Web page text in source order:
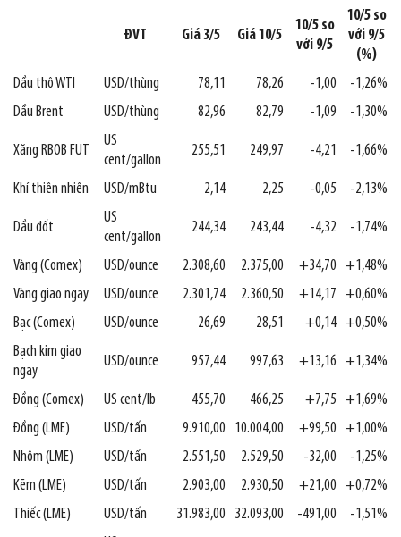
ĐVT Giá 3/5 Giá 10/5
10/5 so
với 9/5
10/5 so
với 9/5
(%)
Dầu thô WTI
USD/thùng 78,11 78,26 -1,00
-1,26%
Dầu Brent
USD/thùng 82,96 82,79 -1,09 -1,30%
Xăng RBOB FUT
US
cent/gallon
255,51 249,97 -4,21 -1,66%
Khí thiên nhiên USD/mBtu 2,14 2,25 -0,05 -2,13%
Dầu đốt
US
cent/gallon
244,34 243,44 -4,32 -1,74%
Vàng (Comex) USD/ounce 2.308,60 2.375,00 +34,70
+1,48%
Vàng giao ngay
USD/ounce 2.301,74 2.360,50 +14,17
+0,60%
Bạc (Comex)
USD/ounce 26,69 28,51 +0,14 +0,50%
Bạch kim giao
ngay
USD/ounce 957,44 997,63 +13,16 +1,34%
Đồng (Comex) US cent/lb 455,70 466,25 +7,75
+1,69%
Đồng (LME)
USD/tấn 9.910,00 10.004,00 +99,50
+1,00%
Nhôm (LME)
USD/tấn 2.551,50 2.529,50 -32,00
-1,25%
Kẽm (LME)
USD/tấn 2.903,00 2.930,50 +21,00
+0,72%
Thiếc (LME)
USD/tấn 31.983,00 32.093,00 -491,00
-1,51%